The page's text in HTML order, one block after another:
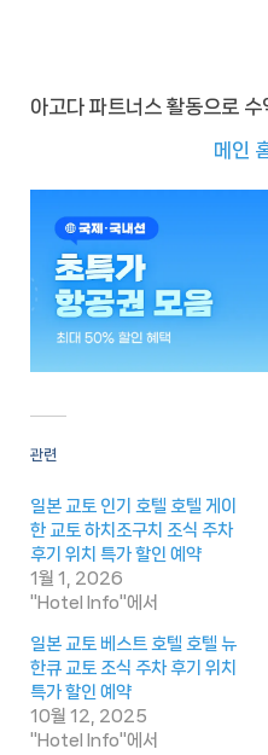
아고다 파트너스 활동으로 수
메인
관련
일본 교토 인기 호텔 호텔 게이
한 교토 하치조구치 조식 주차
후기 위치 특가 할인 예약
1월 1, 2026
"Hotel Info"에서
일본 교토 베스트 호텔 호텔 뉴
한큐 교토 조식 주차 후기 위치
특가 할인 예약
10월 12, 2025
"Hotel Info"에서